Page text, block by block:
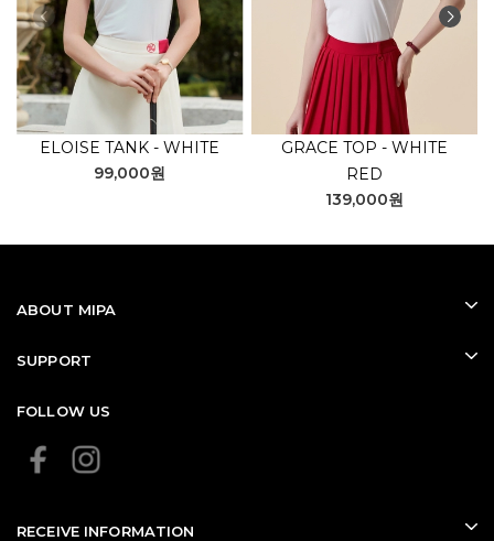
ELOISE TANK - WHITE
99,000원
GRACE TOP - WHITE
RED
139,000원
ABOUT MIPA
SUPPORT
FOLLOW US
RECEIVE INFORMATION